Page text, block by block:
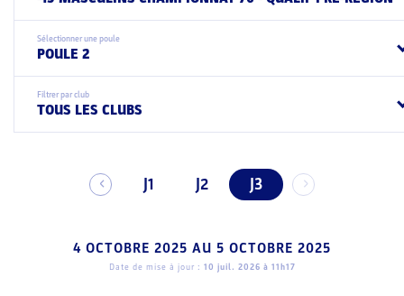
Sélectionner une poule
POULE 2
Filtrer par club
TOUS LES CLUBS
J1 J2 J3
4 OCTOBRE 2025 AU 5 OCTOBRE 2025
Date de mise à jour : 10 juil. 2026 à 11h17